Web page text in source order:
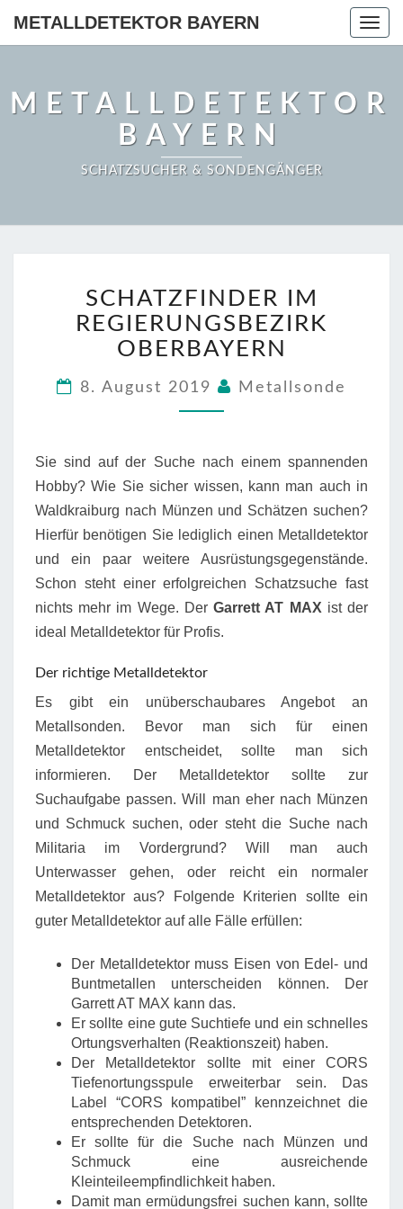
METALLDETEKTOR BAYERN
METALLDETEKTOR
BAYERN
SCHATZSUCHER & SONDENGÄNGER
IM
REGIERUNGSBEZIRK
OBERBAYERN
SCHATZFINDER IM
REGIERUNGSBEZIRK
OBERBAYERN
8. August 2019 Metallsonde
Sie sind auf der Suche nach einem spannenden
Hobby? Wie Sie sicher wissen, kann man auch in
Waldkraiburg nach Münzen und Schätzen suchen?
Hierfür benötigen Sie lediglich einen Metalldetektor
und ein paar weitere Ausrüstungsgegenstände.
Schon steht einer erfolgreichen Schatzsuche fast
nichts mehr im Wege. DerGarrett AT MAX ist der
ideal Metalldetektor für Profis.
Der richtige Metalldetektor
Es gibt ein unüberschaubares Angebot an
Metallsonden. Bevor man sich für einen
Metalldetektor entscheidet, sollte man sich
informieren. Der Metalldetektor sollte zur
Suchaufgabe passen. Will man eher nach Münzen
und Schmuck suchen, oder steht die Suche nach
Militaria im Vordergrund? Will man auch
Unterwasser gehen, oder reicht ein normaler
Metalldetektor aus? Folgende Kriterien sollte ein
guter Metalldetektor auf alle Fälle erfüllen:
Der Metalldetektor muss Eisen von Edel- und
Buntmetallen unterscheiden können. Der
Garrett AT MAX kann das.
Er sollte eine gute Suchtiefe und ein schnelles
Ortungsverhalten (Reaktionszeit) haben.
Der Metalldetektor sollte mit einer CORS
Tiefenortungsspule erweiterbar sein. Das
Label “CORS kompatibel” kennzeichnet die
entsprechenden Detektoren.
Er sollte für die Suche nach Münzen und
Schmuck eine ausreichende
Kleinteileempfindlichkeit haben.
Damit man ermüdungsfrei suchen kann, sollte